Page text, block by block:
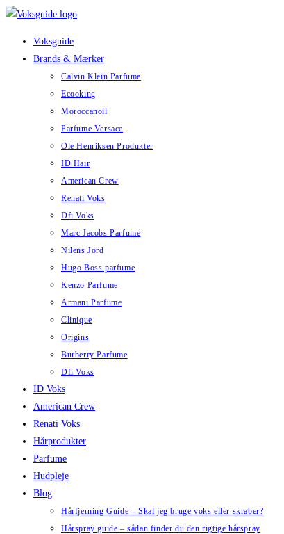
Skip
Voksguide
Brands & Mærker
Calvin Klein Parfume
Ecooking
Moroccanoil
Parfume Versace
Ole Henriksen Produkter
ID Hair
American Crew
Renati Voks
Dfi Voks
Marc Jacobs Parfume
Nilens Jord
Hugo Boss parfume
Kenzo Parfume
Armani Parfume
Clinique
Origins
Burberry Parfume
Dfi Voks
ID Voks
American Crew
Renati Voks
Hårprodukter
Parfume
Hudpleje
Blog
Hårfjerning Guide – Skal jeg bruge voks eller skraber?
Hårspray guide – sådan finder du den rigtige hårspray